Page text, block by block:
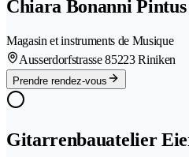
Chiara Bonanni
Magasin et instruments de Musique
Ausserdorfstrasse 85223 Riniken
Prendre rendez-vous
Gitarrenbauatelier